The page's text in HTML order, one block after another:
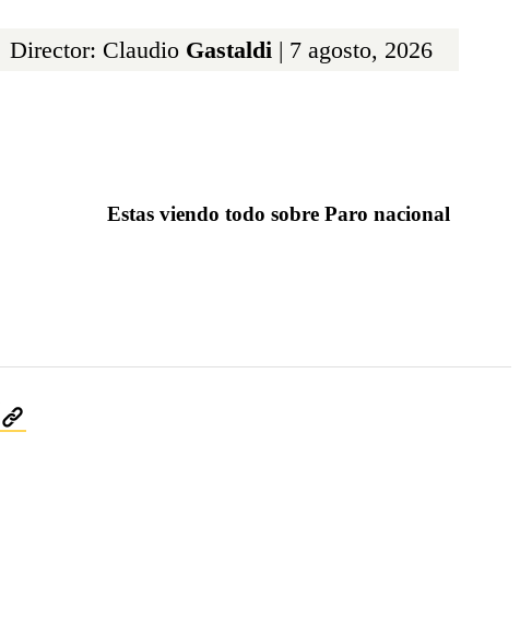
Director: Claudio Gastaldi | 7 agosto, 2026
Estas viendo todo sobre Paro nacional